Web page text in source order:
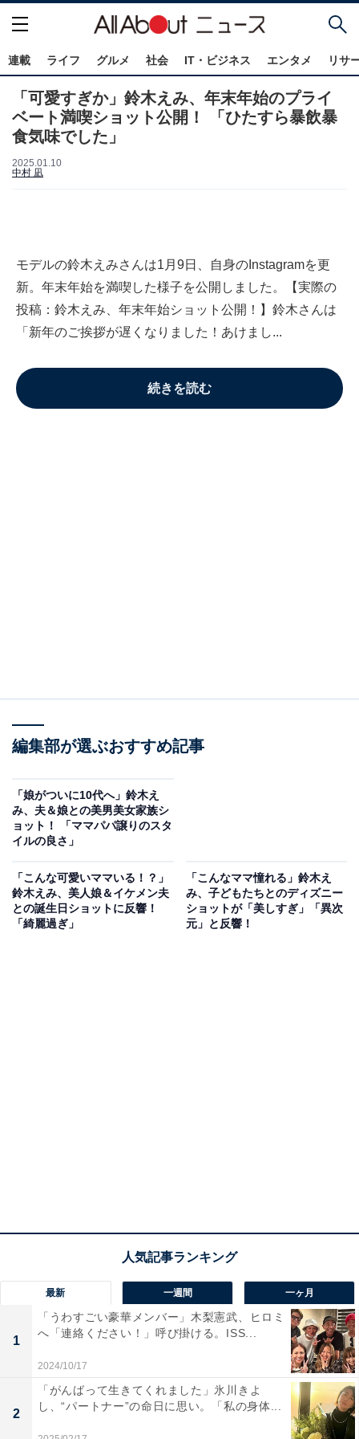
連載 ライフ グルメ 社会 IT・ビジネス エンタメ リサ
「可愛すぎか」鈴木えみ、年末年始のプライ
ベート満喫ショット公開！ 「ひたすら暴飲暴
食気味でした」
2025.01.10
中村 凪
モデルの鈴木えみさんは1月9日、自身のInstagramを更
新。年末年始を満喫した様子を公開しました。【実際の
投稿：鈴木えみ、年末年始ショット公開！】鈴木さんは
「新年のご挨拶が遅くなりました！あけまし...
続きを読む
編集部が選ぶおすすめ記事
「娘がついに10代へ」鈴木え
み、夫＆娘との美男美女家族シ
ョット！ 「ママパパ譲りのスタ
イルの良さ」
「こんな可愛いママいる！？」
鈴木えみ、美人娘＆イケメン夫
との誕生日ショットに反響！
「綺麗過ぎ」
「こんなママ憧れる」鈴木え
み、子どもたちとのディズニー
ショットが「美しすぎ」「異次
元」と反響！
最新 一週間 一ヶ月
1
「うわすごい豪華メンバー」木梨憲武、ヒロミ
へ「連絡ください！」呼び掛ける。ISS...
2024/10/17
2
「がんばって生きてくれました」氷川きよ
し、“パートナー”の命日に思い。「私の身体...